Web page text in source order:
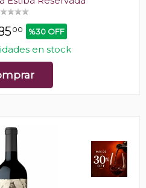
00 %30 OFF
en stock